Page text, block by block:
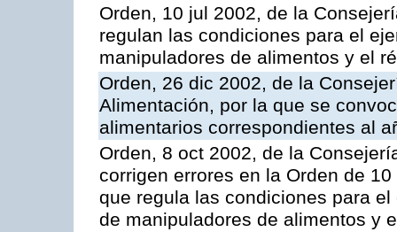
Orden, 10 jul 2002, de la
regulan las condiciones para el
manipuladores de alimentos y el
Orden, 26 dic 2002, de la
Alimentación, por la que se
alimentarios correspondientes al
Orden, 8 oct 2002, de la
corrigen errores en la Orden de
que regula las condiciones para
de manipuladores de alimentos y